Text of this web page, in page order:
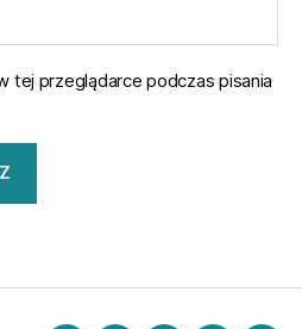
tej przeglądarce podczas pisania